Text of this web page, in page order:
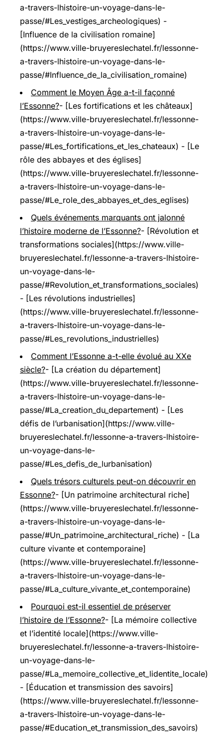
a-travers-lhistoire-un-voyage-dans-le-
passe/#Les_vestiges_archeologiques) -
[Influence de la civilisation romaine]
(https://www.ville-bruyereslechatel.fr/lessonne-
a-travers-lhistoire-un-voyage-dans-le-
passe/#Influence_de_la_civilisation_romaine)
Comment le Moyen Âge a-t-il façonné
l’Essonne?- [Les fortifications et les châteaux]
(https://www.ville-bruyereslechatel.fr/lessonne-
a-travers-lhistoire-un-voyage-dans-le-
passe/#Les_fortifications_et_les_chateaux) - [Le
rôle des abbayes et des églises]
(https://www.ville-bruyereslechatel.fr/lessonne-
a-travers-lhistoire-un-voyage-dans-le-
passe/#Le_role_des_abbayes_et_des_eglises)
Quels événements marquants ont jalonné
l’histoire moderne de l’Essonne?- [Révolution et
transformations sociales](https://www.ville-
bruyereslechatel.fr/lessonne-a-travers-lhistoire-
un-voyage-dans-le-
passe/#Revolution_et_transformations_sociales)
- [Les révolutions industrielles]
(https://www.ville-bruyereslechatel.fr/lessonne-
a-travers-lhistoire-un-voyage-dans-le-
passe/#Les_revolutions_industrielles)
Comment l’Essonne a-t-elle évolué au XXe
siècle?- [La création du département]
(https://www.ville-bruyereslechatel.fr/lessonne-
a-travers-lhistoire-un-voyage-dans-le-
passe/#La_creation_du_departement) - [Les
défis de l’urbanisation](https://www.ville-
bruyereslechatel.fr/lessonne-a-travers-lhistoire-
un-voyage-dans-le-
passe/#Les_defis_de_lurbanisation)
Quels trésors culturels peut-on découvrir en
Essonne?- [Un patrimoine architectural riche]
(https://www.ville-bruyereslechatel.fr/lessonne-
a-travers-lhistoire-un-voyage-dans-le-
passe/#Un_patrimoine_architectural_riche) - [La
culture vivante et contemporaine]
(https://www.ville-bruyereslechatel.fr/lessonne-
a-travers-lhistoire-un-voyage-dans-le-
passe/#La_culture_vivante_et_contemporaine)
Pourquoi est-il essentiel de préserver
l’histoire de l’Essonne?- [La mémoire collective
et l’identité locale](https://www.ville-
bruyereslechatel.fr/lessonne-a-travers-lhistoire-
un-voyage-dans-le-
passe/#La_memoire_collective_et_lidentite_locale)
- [Éducation et transmission des savoirs]
(https://www.ville-bruyereslechatel.fr/lessonne-
a-travers-lhistoire-un-voyage-dans-le-
passe/#Education_et_transmission_des_savoirs)